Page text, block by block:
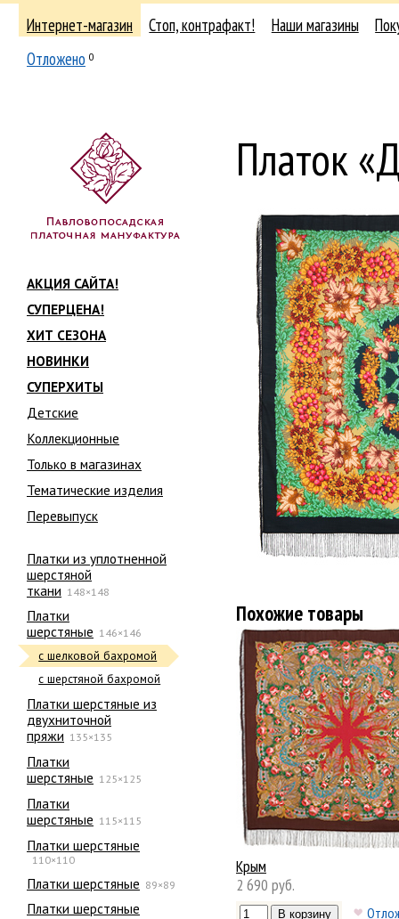
Интернет-магазин Стоп, контрафакт! Наши магазины
Отложено 0
АКЦИЯ САЙТА!
СУПЕРЦЕНА!
ХИТ СЕЗОНА
НОВИНКИ
СУПЕРХИТЫ
Детские
Коллекционные
Только в магазинах
Тематические изделия
Перевыпуск
Платки из уплотненной
шерстяной
ткани 148×148
Платки
шерстяные 146×146
с шелковой бахромой
с шерстяной бахромой
Платки шерстяные из
двухниточной
пряжи 135×135
Платки
шерстяные 125×125
Платки
шерстяные 115×115
Платки шерстяные
110×110
Платки шерстяные 89×89
Платки шерстяные
Платок
Похожие товары
Крым
2 690 руб.